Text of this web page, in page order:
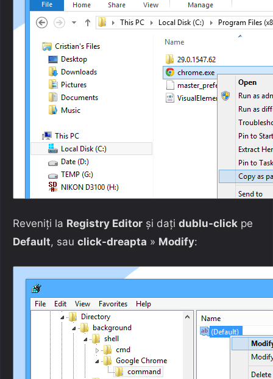
Reveniți la Registry Editor și dați dublu-click pe
Default, sau click-dreapta » Modify: